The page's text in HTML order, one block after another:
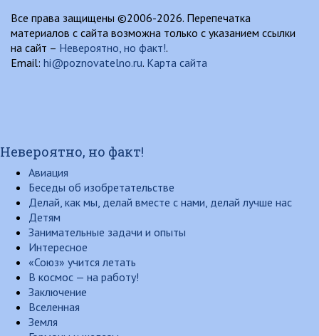
Все права защищены ©2006-2026. Перепечатка
материалов с сайта возможна только с указанием ссылки
на сайт – Невероятно, но факт!.
Email: hi@poznovatelno.ru. Карта сайта
Невероятно, но факт!
Авиация
Беседы об изобретательстве
Делай, как мы, делай вместе с нами, делай лучше нас
Детям
Занимательные задачи и опыты
Интересное
«Союз» учится летать
В космос — на работу!
Заключение
Вселенная
Земля